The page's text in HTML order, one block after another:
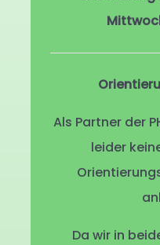
Als Partner der
leider
Da wir in